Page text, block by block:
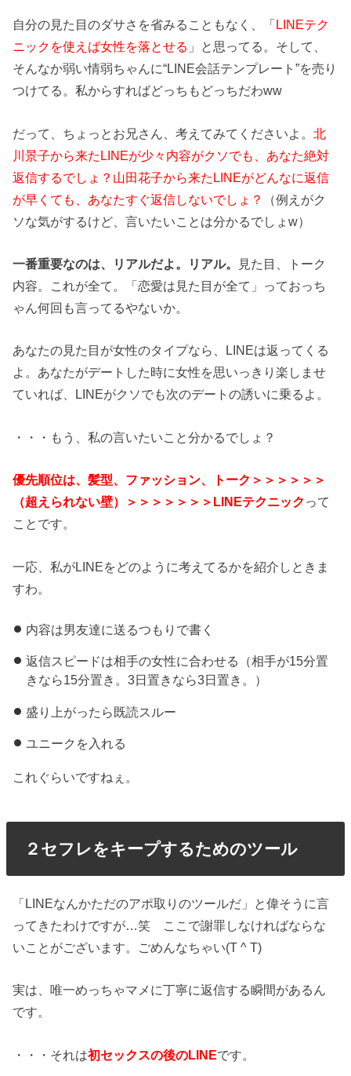
自分の見た目のダサさを省みることもなく、「 LINEテク
ニックを使えば女性を落とせる 」と思ってる。そして、
そんなか弱い情弱ちゃんに“LINE会話テンプレート”を売り
つけてる。私からすればどっちもどっちだわww
だって、ちょっとお兄さん、考えてみてくださいよ。北
川景子から来たLINEが少々内容がクソでも、あなた絶対
返信するでしょ？山田花子から来たLINEがどんなに返信
が早くても、あなたすぐ返信しないでしょ？
（例えがク
ソな気がするけど、言いたいことは分かるでしょw）
一番重要なのは、リアルだよ。リアル。
見た目、トーク
内容。これが全て。「恋愛は見た目が全て」っておっち
ゃん何回も言ってるやないか。
あなたの見た目が女性のタイプなら、LINEは返ってくる
よ。あなたがデートした時に女性を思いっきり楽しませ
ていれば、LINEがクソでも次のデートの誘いに乗るよ。
・・・もう、私の言いたいこと分かるでしょ？
優先順位は、髪型、ファッション、トーク＞＞＞＞＞＞
（超えられない壁）＞＞＞＞＞＞＞LINEテクニック って
ことです。
一応、私がLINEをどのように考えてるかを紹介しときま
すわ。
内容は男友達に送るつもりで書く
返信スピードは相手の女性に合わせる（相手が15分置
きなら15分置き。3日置きなら3日置き。）
盛り上がったら既読スルー
ユニークを入れる
これぐらいですねぇ。
２セフレをキープするためのツール
「LINEなんかただのアポ取りのツールだ」と偉そうに言
ってきたわけですが…笑 ここで謝罪しなければならな
いことがございます。ごめんなちゃい(T ^ T)
実は、唯一めっちゃマメに丁寧に返信する瞬間があるん
です。
・・・それは初セックスの後のLINEです。